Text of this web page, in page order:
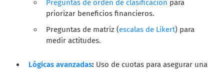
Preguntas de orden de clasificación para
priorizar beneficios financieros.
Preguntas de matriz (escalas de Likert) para
medir actitudes.
Lógicas avanzadas: Uso de cuotas para asegurar una